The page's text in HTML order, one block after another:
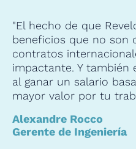
"El hecho de que
beneficios que no son
contratos
impactante. Y también
al ganar un salario
mayor valor por tu
Alexandre Rocco
Gerente de Ingeniería